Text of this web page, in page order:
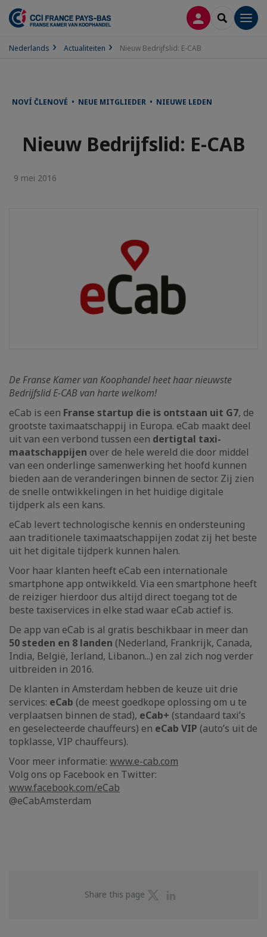
INLOGGEN
SEARCH
Nederlands Actualiteiten Nieuw Bedrijfslid: E-CAB
NOVÍ ČLENOVÉ • NEUE MITGLIEDER • NIEUWE LEDEN
Nieuw Bedrijfslid: E-CAB
9 mei 2016
De Franse Kamer van Koophandel heet haar nieuwste
Bedrijfslid E-CAB van harte welkom!
eCab is een Franse startup die is ontstaan uit G7, de
grootste taximaatschappij in Europa. eCab maakt deel
uit van een verbond tussen een dertigtal taxi-
maatschappijen over de hele wereld die door middel
van een onderlinge samenwerking het hoofd kunnen
bieden aan de veranderingen binnen de sector. Zij zien
de snelle ontwikkelingen in het huidige digitale
tijdperk als een kans.
eCab levert technologische kennis en ondersteuning
aan traditionele taximaatschappijen zodat zij het beste
uit het digitale tijdperk kunnen halen.
Voor haar klanten heeft eCab een internationale
smartphone app ontwikkeld. Via een smartphone heeft
de reiziger hierdoor dus altijd direct toegang tot de
beste taxiservices in elke stad waar eCab actief is.
De app van eCab is al gratis beschikbaar in meer dan
50 steden en 8 landen (Nederland, Frankrijk, Canada,
India, België, Ierland, Libanon...) en zal zich nog verder
uitbreiden in 2016.
De klanten in Amsterdam hebben de keuze uit drie
services: eCab (de meest goedkope oplossing om u te
verplaatsen binnen de stad), eCab+ (standaard taxi’s
en geselecteerde chauffeurs) en eCab VIP (auto’s uit de
topklasse, VIP chauffeurs).
Voor meer informatie: www.e-cab.com
Volg ons op Facebook en Twitter:
www.facebook.com/eCab
@eCabAmsterdam
Share this page
Share